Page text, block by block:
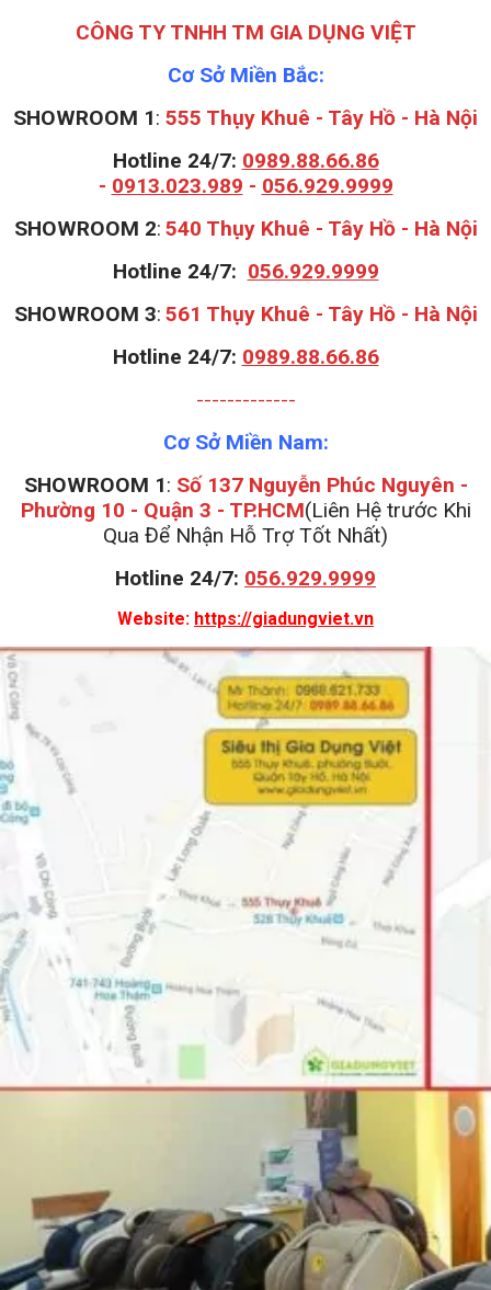
CÔNG TY TNHH TM GIA DỤNG VIỆT
Cơ Sở Miền Bắc:
SHOWROOM 1: 555 Thụy Khuê - Tây Hồ - Hà Nội
Hotline 24/7: 0989.88.66.86
- 0913.023.989 - 056.929.9999
SHOWROOM 2: 540 Thụy Khuê - Tây Hồ - Hà Nội
Hotline 24/7: 056.929.9999
SHOWROOM 3: 561 Thụy Khuê - Tây Hồ - Hà Nội
Hotline 24/7: 0989.88.66.86
-------------
Cơ Sở Miền Nam:
SHOWROOM 1: Số 137 Nguyễn Phúc Nguyên -
Phường 10 - Quận 3 - TP.HCM(Liên Hệ trước Khi
Qua Để Nhận Hỗ Trợ Tốt Nhất)
Hotline 24/7: 056.929.9999
Website: https://giadungviet.vn